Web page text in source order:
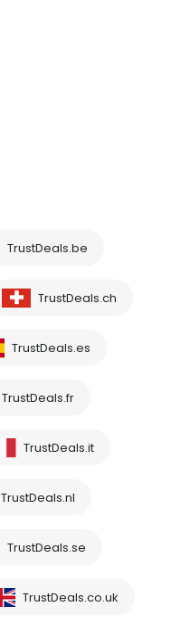
TrustDeals.be
TrustDeals.ch
TrustDeals.es
TrustDeals.fr
TrustDeals.it
TrustDeals.nl
TrustDeals.se
TrustDeals.co.uk